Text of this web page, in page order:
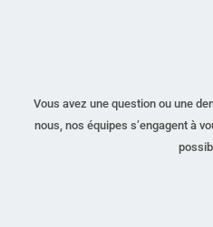
Vous avez une question ou une
nous, nos équipes s’engagent à